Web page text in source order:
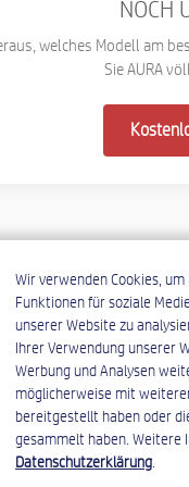
Video und Fotos aufnehmen,
in AURA speichern
Dokumentengenerator
(Word, Pdf)
Berichtsgenerator(Word,
PDF)
Bautagebuch
Microsoft Office 365-
Anbindung
NOCH
welches Modell am
Sie AURA
Wir verwenden Cookies,
Funktionen für soziale
unserer Website zu
Ihrer Verwendung unserer
Werbung und Analysen
möglicherweise mit
bereitgestellt haben oder
gesammelt haben. Weitere
Datenschutzerklärung.